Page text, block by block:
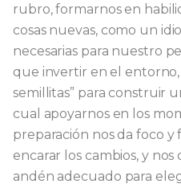
rubro, formarnos en
cosas nuevas, como un
necesarias para nuestro
que invertir en el
semillitas” para construir
cual apoyarnos en los
preparación nos da foco
encarar los cambios, y nos
andén adecuado para